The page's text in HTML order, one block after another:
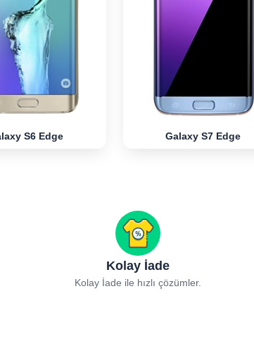
S6 Edge Galaxy S7 Edge
Kolay İade
Kolay İade ile hızlı çözümler.